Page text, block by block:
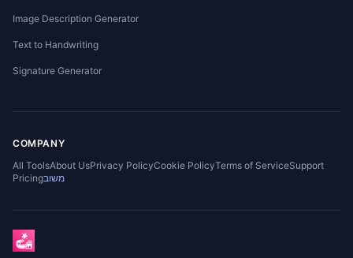
Image Description Generator
Text to Handwriting
Signature Generator
COMPANY
All ToolsAbout UsPrivacy PolicyCookie PolicyTerms of ServiceSupport
Pricingמשוב